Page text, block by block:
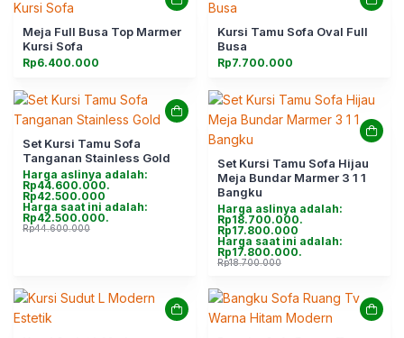
Meja Full Busa Top Marmer
Kursi Sofa
Rp6.400.000
Kursi Tamu Sofa Oval Full
Busa
Rp7.700.000
Set Kursi Tamu Sofa
Tanganan Stainless Gold
Rp44.600.000
Harga aslinya adalah:
Rp44.600.000.
Rp42.500.000
Harga saat ini adalah:
Rp42.500.000.
Set Kursi Tamu Sofa Hijau
Meja Bundar Marmer 3 1 1
Bangku
Rp18.700.000
Harga aslinya adalah:
Rp18.700.000.
Rp17.800.000
Harga saat ini adalah:
Rp17.800.000.